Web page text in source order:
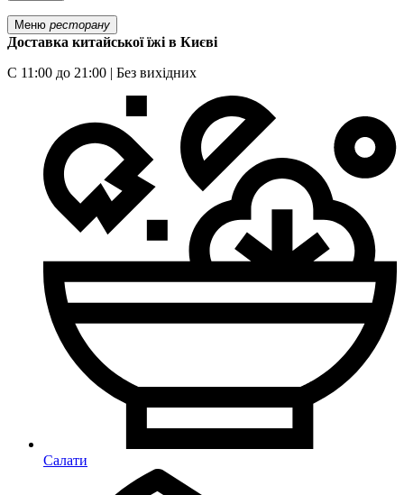
Меню ресторану
Доставка китайської їжі в Києві
С 11:00 до 21:00 | Без вихідних
Салати